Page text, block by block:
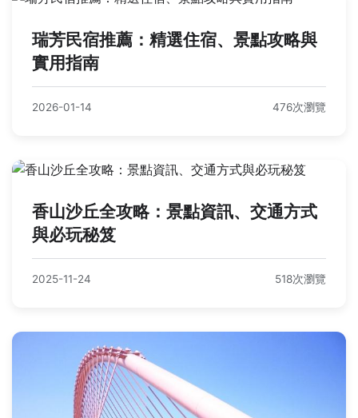
瑞芳民宿推薦：精選住宿、景點攻略與
實用指南
2026-01-14 476次瀏覽
香山沙丘全攻略：景點資訊、交通方式
與必玩秘笈
2025-11-24 518次瀏覽